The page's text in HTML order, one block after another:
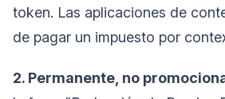
token. Las aplicaciones de
de pagar un impuesto por
2. Permanente, no